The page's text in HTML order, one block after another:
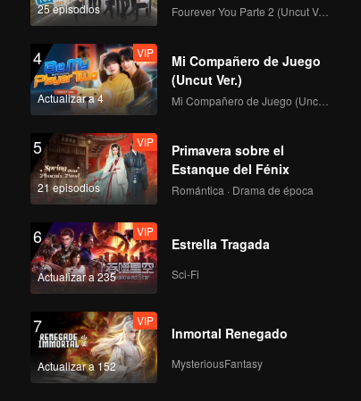
25 episodios Fourever You Parte 2 (Uncut Ver.)
4
Actualizar a 4
VIP
Mi Compañero de Juego
(Uncut Ver.)
Mi Compañero de Juego (Uncut Ver.)
5
21 episodios
VIP
Primavera sobre el
Estanque del Fénix
Romántica · Drama de época
6
Actualizar a 235
VIP
Estrella Tragada
Sci-Fi
7
Actualizar a 152
VIP
Inmortal Renegado
MysteriousFantasy